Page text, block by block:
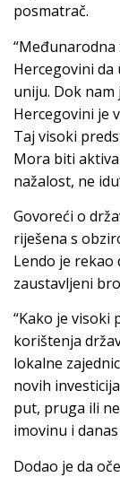
posmatrač.
Hercegovini
uniju. Dok
Hercegovini je
Taj visoki
Mora biti
nažalost, ne
Govoreći o
riješena s
Lendo je rekao
zaustavljeni
“Kako je visoki
korištenja
lokalne
novih
put, pruga ili
imovinu i
Dodao je da